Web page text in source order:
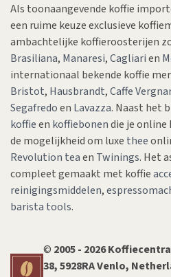
Als toonaangevende koffie
een ruime keuze exclusieve
ambachtelijke koffieroosterijen
Brasiliana, Manaresi,Cagliarien
internationaal bekende koffie
Bristot, Hausbrandt,Caffe
Segafredoen Lavazza. Naast het
koffieen koffiebonendie je online
de mogelijkheid om luxe thee
Revolution teaen Twinings. Het
compleet gemaakt met koffie
reinigingsmiddelen,
barista tools.
© 200​5​ - 2026
38, 5928RA Venlo,